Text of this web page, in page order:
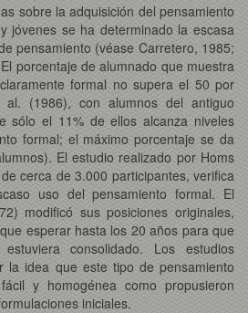
sobre la adquisición del pensamiento
jóvenes se ha determinado la escasa
pensamiento (véase Carretero, 1985;
porcentaje de alumnado que muestra
formal no supera el 50 por
(1986), con alumnos del antiguo
sólo el 11% de ellos alcanza niveles
formal; el máximo porcentaje se da
El estudio realizado por Homs
cerca de 3.000 participantes, verifica
uso del pensamiento formal. El
modificó sus posiciones originales,
esperar hasta los 20 años para que
consolidado. Los estudios
la idea que este tipo de pensamiento
y homogénea como propusieron
iniciales.